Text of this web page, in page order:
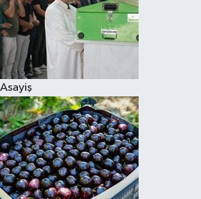
Asayiş
Yaşam-Çevre